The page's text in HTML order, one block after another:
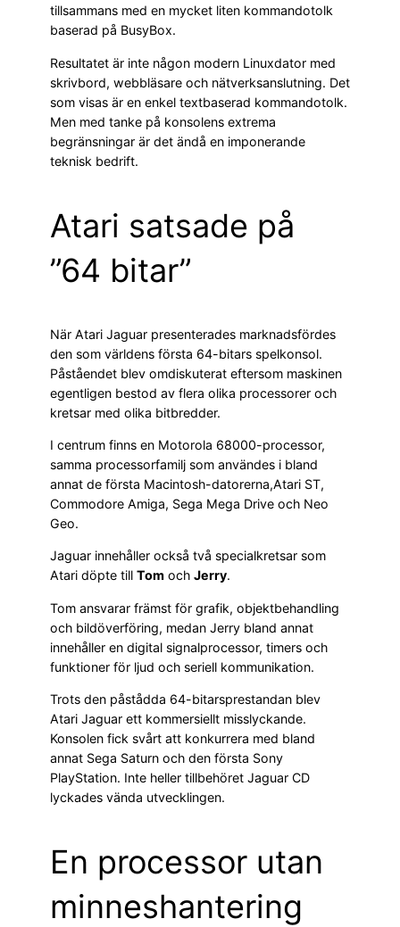
tillsammans med en mycket liten kommandotolk
baserad på BusyBox.
Resultatet är inte någon modern Linuxdator med
skrivbord, webbläsare och nätverksanslutning. Det
som visas är en enkel textbaserad kommandotolk.
Men med tanke på konsolens extrema
begränsningar är det ändå en imponerande
teknisk bedrift.
Atari satsade på
”64 bitar”
När Atari Jaguar presenterades marknadsfördes
den som världens första 64-bitars spelkonsol.
Påståendet blev omdiskuterat eftersom maskinen
egentligen bestod av flera olika processorer och
kretsar med olika bitbredder.
I centrum finns en Motorola 68000-processor,
samma processorfamilj som användes i bland
annat de första Macintosh-datorerna,Atari ST,
Commodore Amiga, Sega Mega Drive och Neo
Geo.
Jaguar innehåller också två specialkretsar som
Atari döpte till Tom och Jerry.
Tom ansvarar främst för grafik, objektbehandling
och bildöverföring, medan Jerry bland annat
innehåller en digital signalprocessor, timers och
funktioner för ljud och seriell kommunikation.
Trots den påstådda 64-bitarsprestandan blev
Atari Jaguar ett kommersiellt misslyckande.
Konsolen fick svårt att konkurrera med bland
annat Sega Saturn och den första Sony
PlayStation. Inte heller tillbehöret Jaguar CD
lyckades vända utvecklingen.
En processor utan
minneshantering